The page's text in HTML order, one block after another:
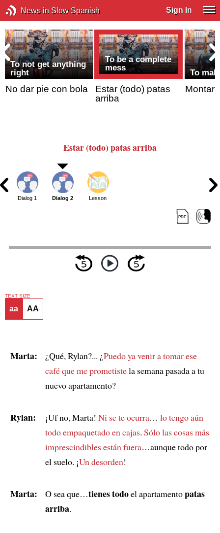
News in Slow Spanish Sign In
To not get anything
right
No dar pie con bola
To be a complete
mess
Estar (todo) patas
arriba
To
Montar
Estar (todo)patas arriba
Dialog 1 Dialog 2 Lesson
TEXT SIZE
aa AA
Marta: ¿Qué, Rylan?... ¿Puedo ya venir a tomar ese
café que me prometistela semana pasada a tu
nuevo apartamento?
Rylan: ¡Uf no, Marta! Ni se te ocurra… lo tengo aún
todo empaquetado en cajas. Sólo las cosas más
imprescindibles están fuera…aunque todo por
el suelo. ¡Un desorden!
Marta: O sea que…tienes todoel apartamentopatas
arriba.